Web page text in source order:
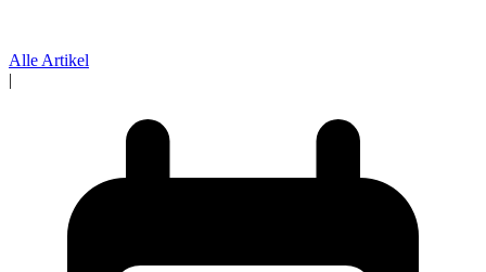
Alle Artikel
|